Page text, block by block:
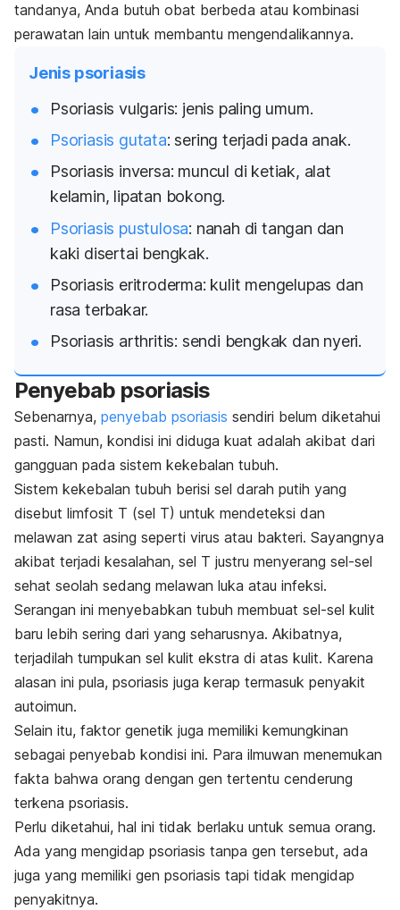
tandanya, Anda butuh obat berbeda atau kombinasi
perawatan lain untuk membantu mengendalikannya.
Jenis psoriasis
Psoriasis vulgaris: jenis paling umum.
Psoriasis gutata: sering terjadi pada anak.
Psoriasis inversa: muncul di ketiak, alat
kelamin, lipatan bokong.
Psoriasis pustulosa: nanah di tangan dan
kaki disertai bengkak.
Psoriasis eritroderma: kulit mengelupas dan
rasa terbakar.
Psoriasis arthritis: sendi bengkak dan nyeri.
Penyebab psoriasis
Sebenarnya, penyebab psoriasis sendiri belum diketahui
pasti. Namun, kondisi ini diduga kuat adalah akibat dari
gangguan pada sistem kekebalan tubuh.
Sistem kekebalan tubuh berisi sel darah putih yang
disebut limfosit T (sel T) untuk mendeteksi dan
melawan zat asing seperti virus atau bakteri. Sayangnya
akibat terjadi kesalahan, sel T justru menyerang sel-sel
sehat seolah sedang melawan luka atau infeksi.
Serangan ini menyebabkan tubuh membuat sel-sel kulit
baru lebih sering dari yang seharusnya. Akibatnya,
terjadilah tumpukan sel kulit ekstra di atas kulit. Karena
alasan ini pula, psoriasis juga kerap termasuk penyakit
autoimun.
Selain itu, faktor genetik juga memiliki kemungkinan
sebagai penyebab kondisi ini. Para ilmuwan menemukan
fakta bahwa orang dengan gen tertentu cenderung
terkena psoriasis.
Perlu diketahui, hal ini tidak berlaku untuk semua orang.
Ada yang mengidap psoriasis tanpa gen tersebut, ada
juga yang memiliki gen psoriasis tapi tidak mengidap
penyakitnya.